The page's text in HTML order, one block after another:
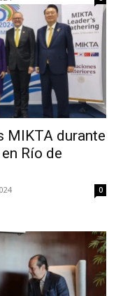
MIKTA durante
Río de
0